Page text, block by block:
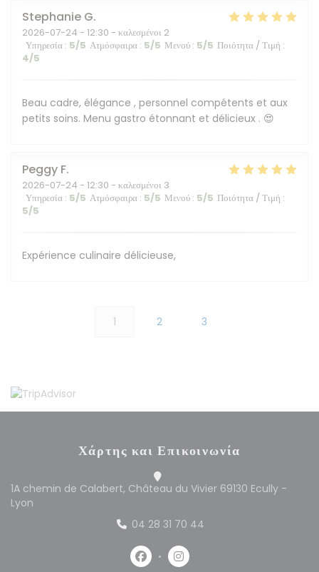
Stephanie G
2026-07-24 - 12:30 - καλεσμένοι 2
Υπηρεσία : 5/5 Ατμόσφαιρα : 5/5 Μενού : 5/5 Ποιότητα / Τιμή :
4/5
Beau cadre, élégance , personnel compétents et aux
petits soins. Menu gastro étonnant et délicieux . 😍
Peggy F
2026-07-24 - 12:30 - καλεσμένοι 3
Υπηρεσία : 5/5 Ατμόσφαιρα : 5/5 Μενού : 5/5 Ποιότητα / Τιμή :
5/5
Expérience culinaire délicieuse,
1 2 3
Χάρτης και Επικοινωνία
1A chemin de Calabert, Château du Vivier 69130 Ecully -
Lyon
04 28 31 70 44
Facebook ((ανοίγει σε νέο
Instagram ((ανοίγει σε νέο